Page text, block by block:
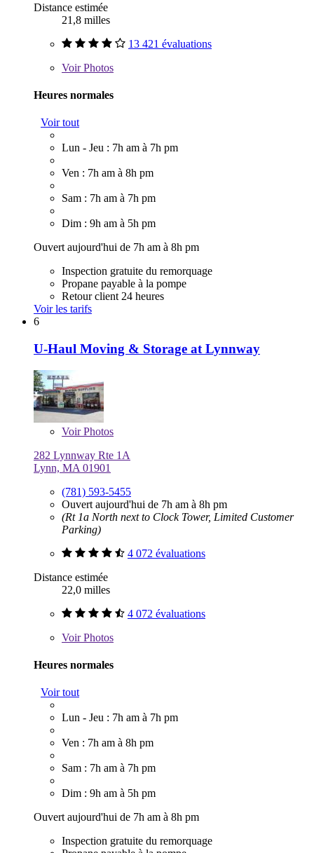
Distance estimée
21,8 milles
13 421 évaluations
VoirPhotos
Heures normales
Voir tout
Lun - Jeu : 7h am à 7h pm
Ven : 7h am à 8h pm
Sam : 7h am à 7h pm
Dim : 9h am à 5h pm
Ouvert aujourd'hui de 7h am à 8h pm
Inspection gratuite du remorquage
Propane payable à la pompe
Retour client 24 heures
Voir les tarifs
6
U-Haul Moving & Storage at Lynnway
VoirPhotos
282 Lynnway Rte 1A
Lynn, MA 01901
(781) 593-5455
Ouvert aujourd'hui de 7h am à 8h pm
(Rt 1a North next to Clock Tower, Limited Customer
Parking)
4 072 évaluations
Distance estimée
22,0 milles
4 072 évaluations
VoirPhotos
Heures normales
Voir tout
Lun - Jeu : 7h am à 7h pm
Ven : 7h am à 8h pm
Sam : 7h am à 7h pm
Dim : 9h am à 5h pm
Ouvert aujourd'hui de 7h am à 8h pm
Inspection gratuite du remorquage